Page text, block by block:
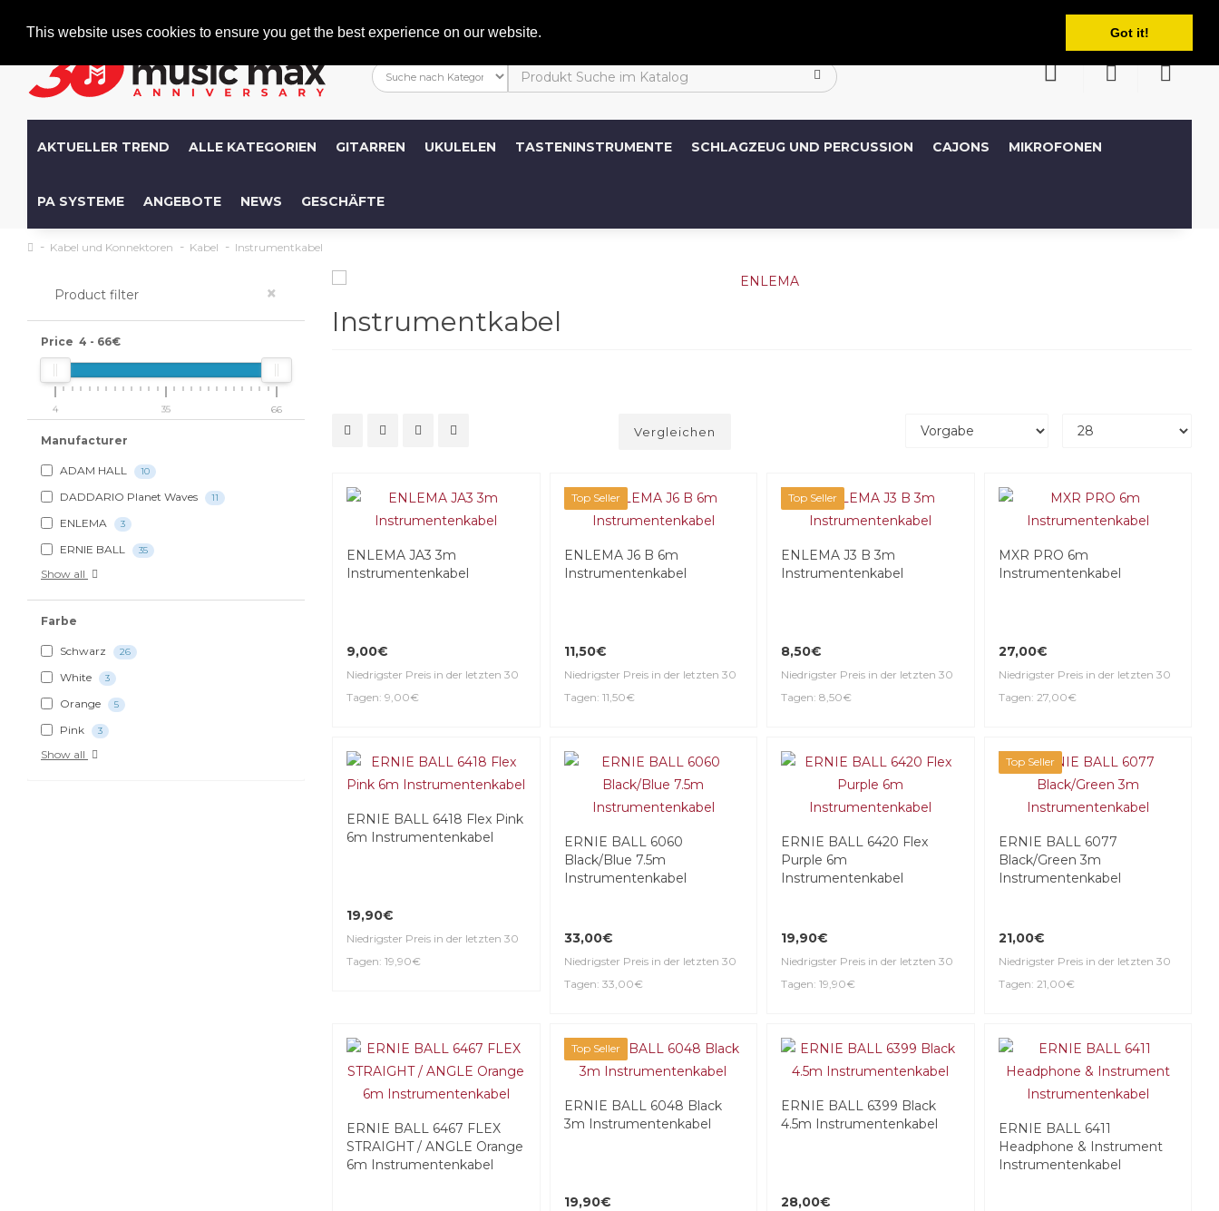
This website uses cookies to ensure you get the best experience on our website. Got it!
Deutsch
AKTUELLER TREND ALLE KATEGORIEN GITARREN UKULELEN TASTENINSTRUMENTE SCHLAGZEUG UND PERCUSSION CAJONS MIKROFONEN
PA SYSTEME ANGEBOTE NEWS GESCHÄFTE
Kabel und Konnektoren Kabel Instrumentkabel
Product filter ×
Price 4 - 66€
4 35 66
Manufacturer
ADAM HALL 10
DADDARIO Planet Waves 11
ENLEMA 3
ERNIE BALL 35
Show all
Farbe
Schwarz 26
White 3
Orange 5
Pink 3
Show all
Instrumentkabel
Vergleichen
ENLEMA JA3 3m
Instrumentenkabel
9,00€
Niedrigster Preis in der letzten 30
Tagen: 9,00€
Top Seller
ENLEMA J6 B 6m
Instrumentenkabel
11,50€
Niedrigster Preis in der letzten 30
Tagen: 11,50€
Top Seller
ENLEMA J3 B 3m
Instrumentenkabel
8,50€
Niedrigster Preis in der letzten 30
Tagen: 8,50€
MXR PRO 6m
Instrumentenkabel
27,00€
Niedrigster Preis in der letzten 30
Tagen: 27,00€
ERNIE BALL 6418 Flex Pink
6m Instrumentenkabel
19,90€
Niedrigster Preis in der letzten 30
Tagen: 19,90€
ERNIE BALL 6060
Black/Blue 7.5m
Instrumentenkabel
33,00€
Niedrigster Preis in der letzten 30
Tagen: 33,00€
ERNIE BALL 6420 Flex
Purple 6m
Instrumentenkabel
19,90€
Niedrigster Preis in der letzten 30
Tagen: 19,90€
Top Seller
ERNIE BALL 6077
Black/Green 3m
Instrumentenkabel
21,00€
Niedrigster Preis in der letzten 30
Tagen: 21,00€
ERNIE BALL 6467 FLEX
STRAIGHT / ANGLE Orange
6m Instrumentenkabel
Top Seller
ERNIE BALL 6048 Black
3m Instrumentenkabel
19,90€
ERNIE BALL 6399 Black
4.5m Instrumentenkabel
28,00€
ERNIE BALL 6411
Headphone & Instrument
Instrumentenkabel